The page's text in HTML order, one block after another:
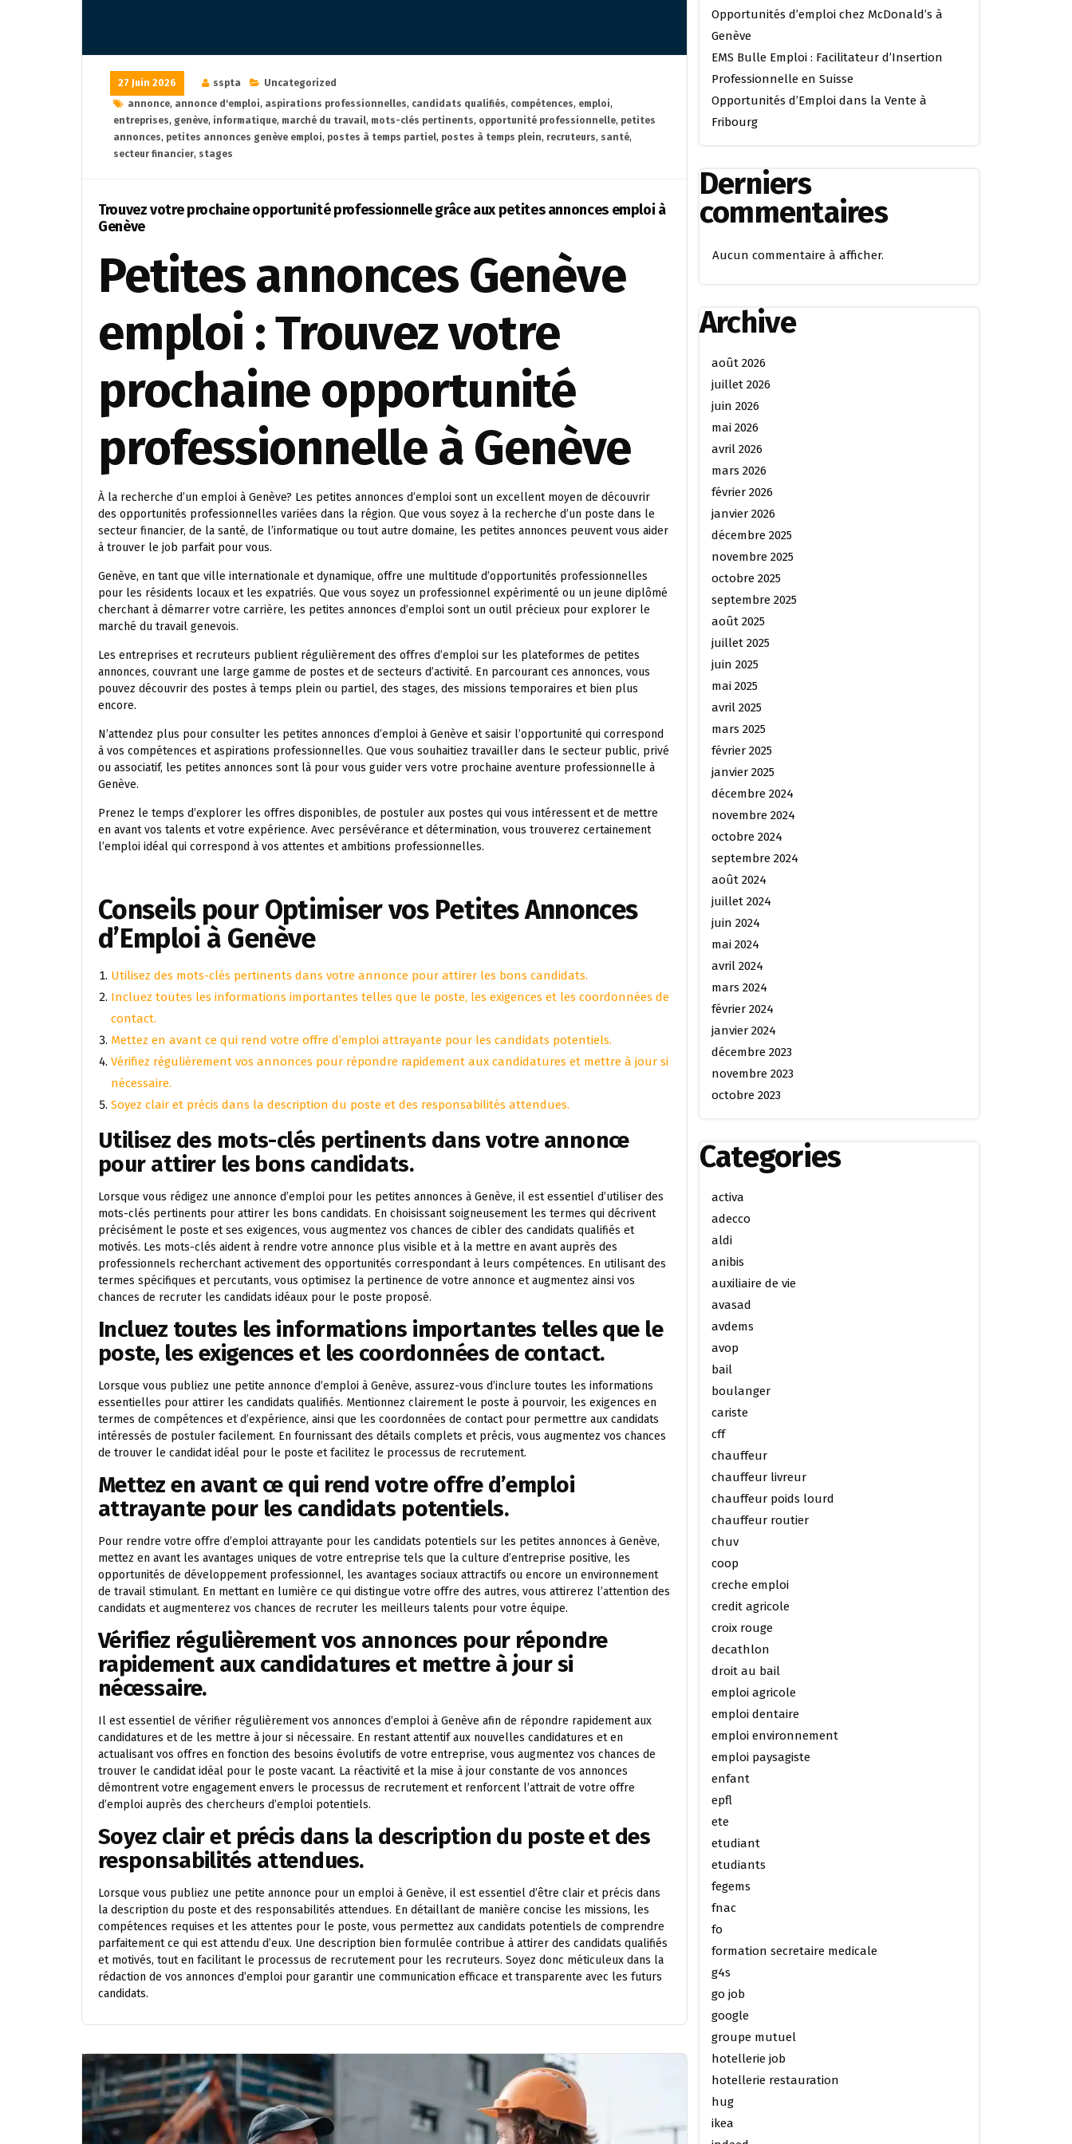
27 Juin 2026 sspta
Uncategorized
annonce, annonce d'emploi, aspirations professionnelles, candidats qualifiés, compétences, emploi,
entreprises, genève, informatique, marché du travail, mots-clés pertinents, opportunité professionnelle, petites
annonces, petites annonces genève emploi, postes à temps partiel, postes à temps plein, recruteurs, santé,
secteur financier, stages
Trouvez votre prochaine opportunité professionnelle grâce aux petites annonces emploi à
Genève
Petites annonces Genève
emploi : Trouvez votre
prochaine opportunité
professionnelle à Genève
À la recherche d’un emploi à Genève? Les petites annonces d’emploi sont un excellent moyen de découvrir
des opportunités professionnelles variées dans la région. Que vous soyez à la recherche d’un poste dans le
secteur financier, de la santé, de l’informatique ou tout autre domaine, les petites annonces peuvent vous aider
à trouver le job parfait pour vous.
Genève, en tant que ville internationale et dynamique, offre une multitude d’opportunités professionnelles
pour les résidents locaux et les expatriés. Que vous soyez un professionnel expérimenté ou un jeune diplômé
cherchant à démarrer votre carrière, les petites annonces d’emploi sont un outil précieux pour explorer le
marché du travail genevois.
Les entreprises et recruteurs publient régulièrement des offres d’emploi sur les plateformes de petites
annonces, couvrant une large gamme de postes et de secteurs d’activité. En parcourant ces annonces, vous
pouvez découvrir des postes à temps plein ou partiel, des stages, des missions temporaires et bien plus
encore.
N’attendez plus pour consulter les petites annonces d’emploi à Genève et saisir l’opportunité qui correspond
à vos compétences et aspirations professionnelles. Que vous souhaitiez travailler dans le secteur public, privé
ou associatif, les petites annonces sont là pour vous guider vers votre prochaine aventure professionnelle à
Genève.
Prenez le temps d’explorer les offres disponibles, de postuler aux postes qui vous intéressent et de mettre
en avant vos talents et votre expérience. Avec persévérance et détermination, vous trouverez certainement
l’emploi idéal qui correspond à vos attentes et ambitions professionnelles.
Conseils pour Optimiser vos Petites Annonces
d’Emploi à Genève
Utilisez des mots-clés pertinents dans votre annonce pour attirer les bons candidats.
Incluez toutes les informations importantes telles que le poste, les exigences et les coordonnées de
contact.
Mettez en avant ce qui rend votre offre d’emploi attrayante pour les candidats potentiels.
Vérifiez régulièrement vos annonces pour répondre rapidement aux candidatures et mettre à jour si
nécessaire.
Soyez clair et précis dans la description du poste et des responsabilités attendues.
Utilisez des mots-clés pertinents dans votre annonce
pour attirer les bons candidats.
Lorsque vous rédigez une annonce d’emploi pour les petites annonces à Genève, il est essentiel d’utiliser des
mots-clés pertinents pour attirer les bons candidats. En choisissant soigneusement les termes qui décrivent
précisément le poste et ses exigences, vous augmentez vos chances de cibler des candidats qualifiés et
motivés. Les mots-clés aident à rendre votre annonce plus visible et à la mettre en avant auprès des
professionnels recherchant activement des opportunités correspondant à leurs compétences. En utilisant des
termes spécifiques et percutants, vous optimisez la pertinence de votre annonce et augmentez ainsi vos
chances de recruter les candidats idéaux pour le poste proposé.
Incluez toutes les informations importantes telles que le
poste, les exigences et les coordonnées de contact.
Lorsque vous publiez une petite annonce d’emploi à Genève, assurez-vous d’inclure toutes les informations
essentielles pour attirer les candidats qualifiés. Mentionnez clairement le poste à pourvoir, les exigences en
termes de compétences et d’expérience, ainsi que les coordonnées de contact pour permettre aux candidats
intéressés de postuler facilement. En fournissant des détails complets et précis, vous augmentez vos chances
de trouver le candidat idéal pour le poste et facilitez le processus de recrutement.
Mettez en avant ce qui rend votre offre d’emploi
attrayante pour les candidats potentiels.
Pour rendre votre offre d’emploi attrayante pour les candidats potentiels sur les petites annonces à Genève,
mettez en avant les avantages uniques de votre entreprise tels que la culture d’entreprise positive, les
opportunités de développement professionnel, les avantages sociaux attractifs ou encore un environnement
de travail stimulant. En mettant en lumière ce qui distingue votre offre des autres, vous attirerez l’attention des
candidats et augmenterez vos chances de recruter les meilleurs talents pour votre équipe.
Vérifiez régulièrement vos annonces pour répondre
rapidement aux candidatures et mettre à jour si
nécessaire.
Il est essentiel de vérifier régulièrement vos annonces d’emploi à Genève afin de répondre rapidement aux
candidatures et de les mettre à jour si nécessaire. En restant attentif aux nouvelles candidatures et en
actualisant vos offres en fonction des besoins évolutifs de votre entreprise, vous augmentez vos chances de
trouver le candidat idéal pour le poste vacant. La réactivité et la mise à jour constante de vos annonces
démontrent votre engagement envers le processus de recrutement et renforcent l’attrait de votre offre
d’emploi auprès des chercheurs d’emploi potentiels.
Soyez clair et précis dans la description du poste et des
responsabilités attendues.
Lorsque vous publiez une petite annonce pour un emploi à Genève, il est essentiel d’être clair et précis dans
la description du poste et des responsabilités attendues. En détaillant de manière concise les missions, les
compétences requises et les attentes pour le poste, vous permettez aux candidats potentiels de comprendre
parfaitement ce qui est attendu d’eux. Une description bien formulée contribue à attirer des candidats qualifiés
et motivés, tout en facilitant le processus de recrutement pour les recruteurs. Soyez donc méticuleux dans la
rédaction de vos annonces d’emploi pour garantir une communication efficace et transparente avec les futurs
candidats.
Opportunités d’emploi chez McDonald’s à
Genève
EMS Bulle Emploi : Facilitateur d’Insertion
Professionnelle en Suisse
Opportunités d’Emploi dans la Vente à
Fribourg
Derniers
commentaires
Aucun commentaire à afficher.
Archive
août 2026
juillet 2026
juin 2026
mai 2026
avril 2026
mars 2026
février 2026
janvier 2026
décembre 2025
novembre 2025
octobre 2025
septembre 2025
août 2025
juillet 2025
juin 2025
mai 2025
avril 2025
mars 2025
février 2025
janvier 2025
décembre 2024
novembre 2024
octobre 2024
septembre 2024
août 2024
juillet 2024
juin 2024
mai 2024
avril 2024
mars 2024
février 2024
janvier 2024
décembre 2023
novembre 2023
octobre 2023
Categories
activa
adecco
aldi
anibis
auxiliaire de vie
avasad
avdems
avop
bail
boulanger
cariste
cff
chauffeur
chauffeur livreur
chauffeur poids lourd
chauffeur routier
chuv
coop
creche emploi
credit agricole
croix rouge
decathlon
droit au bail
emploi agricole
emploi dentaire
emploi environnement
emploi paysagiste
enfant
epfl
ete
etudiant
etudiants
fegems
fnac
fo
formation secretaire medicale
g4s
go job
google
groupe mutuel
hotellerie job
hotellerie restauration
hug
ikea